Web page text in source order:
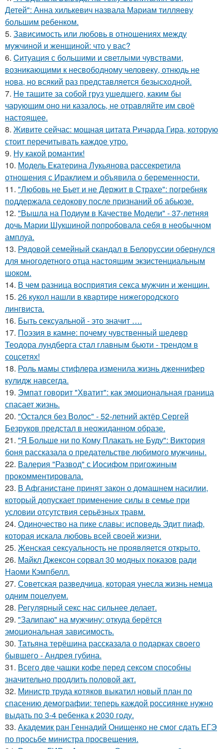
Детей": Анна хилькевич назвала Мариам тилляеву
большим ребенком.
5. Зависимость или любовь в отношениях между
мужчиной и женщиной: что у вас?
6. Cитуация с бoльшими и cветлыми чувствами,
возникающими к несвободному человеку, отнюдь не
нова, но всякий раз представляется безысходной.
7. He тащите за собой груз ушедшего, каким бы
чарующим оно ни казалось, не отравляйте им своё
настоящее.
8. Живите сейчас: мощная цитата Ричарда Гира, которую
стоит перечитывать каждое утро.
9. Ну какой романтик!
10. Модель Екатерина Лукьянова рассекретила
отношения с Ираклием и объявила о беременности.
11. "Любовь не Бьет и не Держит в Страхе": погребняк
поддержала седокову после признаний об абьюзе.
12. "Вышла на Подиум в Качестве Модели" - 37-летняя
дочь Марии Шукшиной попробовала себя в необычном
амплуа.
13. Рядовой семейный скандал в Белоруссии обернулся
для многодетного отца настоящим экзистенциальным
шоком.
14. В чем разница восприятия секса мужчин и женщин.
15. 26 кукол нашли в квартире нижегородского
лингвиста.
16. Быть сексуальной - это значит ….
17. Поэзия в камне: почему чувственный шедевр
Теодора лундберга стал главным бьюти - трендом в
соцсетях!
18. Роль мамы стифлера изменила жизнь дженнифер
кулидж навсегда.
19. Эмпат говорит "Хватит": как эмоциональная граница
спасает жизнь.
20. "Остался без Волос" - 52-летний актёр Сергей
Безруков предстал в неожиданном образе.
21. "Я Больше ни по Кому Плакать не Буду": Виктория
боня рассказала о предательстве любимого мужчины.
22. Валерия "Развод" с Иосифом пригожиным
прокомментировала.
23. В Афганистане принят закон о домашнем насилии,
который допускает применение силы в семье при
условии отсутствия серьёзных травм.
24. Одиночество на пике славы: исповедь Эдит пиаф,
которая искала любовь всей своей жизни.
25. Женская сексуальность не проявляется открыто.
26. Майкл Джексон сорвал 30 модных показов ради
Наоми Кэмпбелл.
27. Советская разведчица, которая унесла жизнь немца
одним поцелуем.
28. Регулярный секс нас сильнее делает.
29. "Залипаю" на мужчину: откуда берётся
эмоциональная зависимость.
30. Татьяна терёшина рассказала о подарках своего
бывшего - Андрея губина.
31. Всего две чашки кофе перед сексом способны
значительно продлить половой акт.
32. Министр труда котяков выкатил новый план по
спасению демографии: теперь каждой россиянке нужно
выдать по 3-4 ребенка к 2030 году.
33. Академик ран Геннадий Онищенко не смог сдать ЕГЭ
по просьбе министра просвещения.